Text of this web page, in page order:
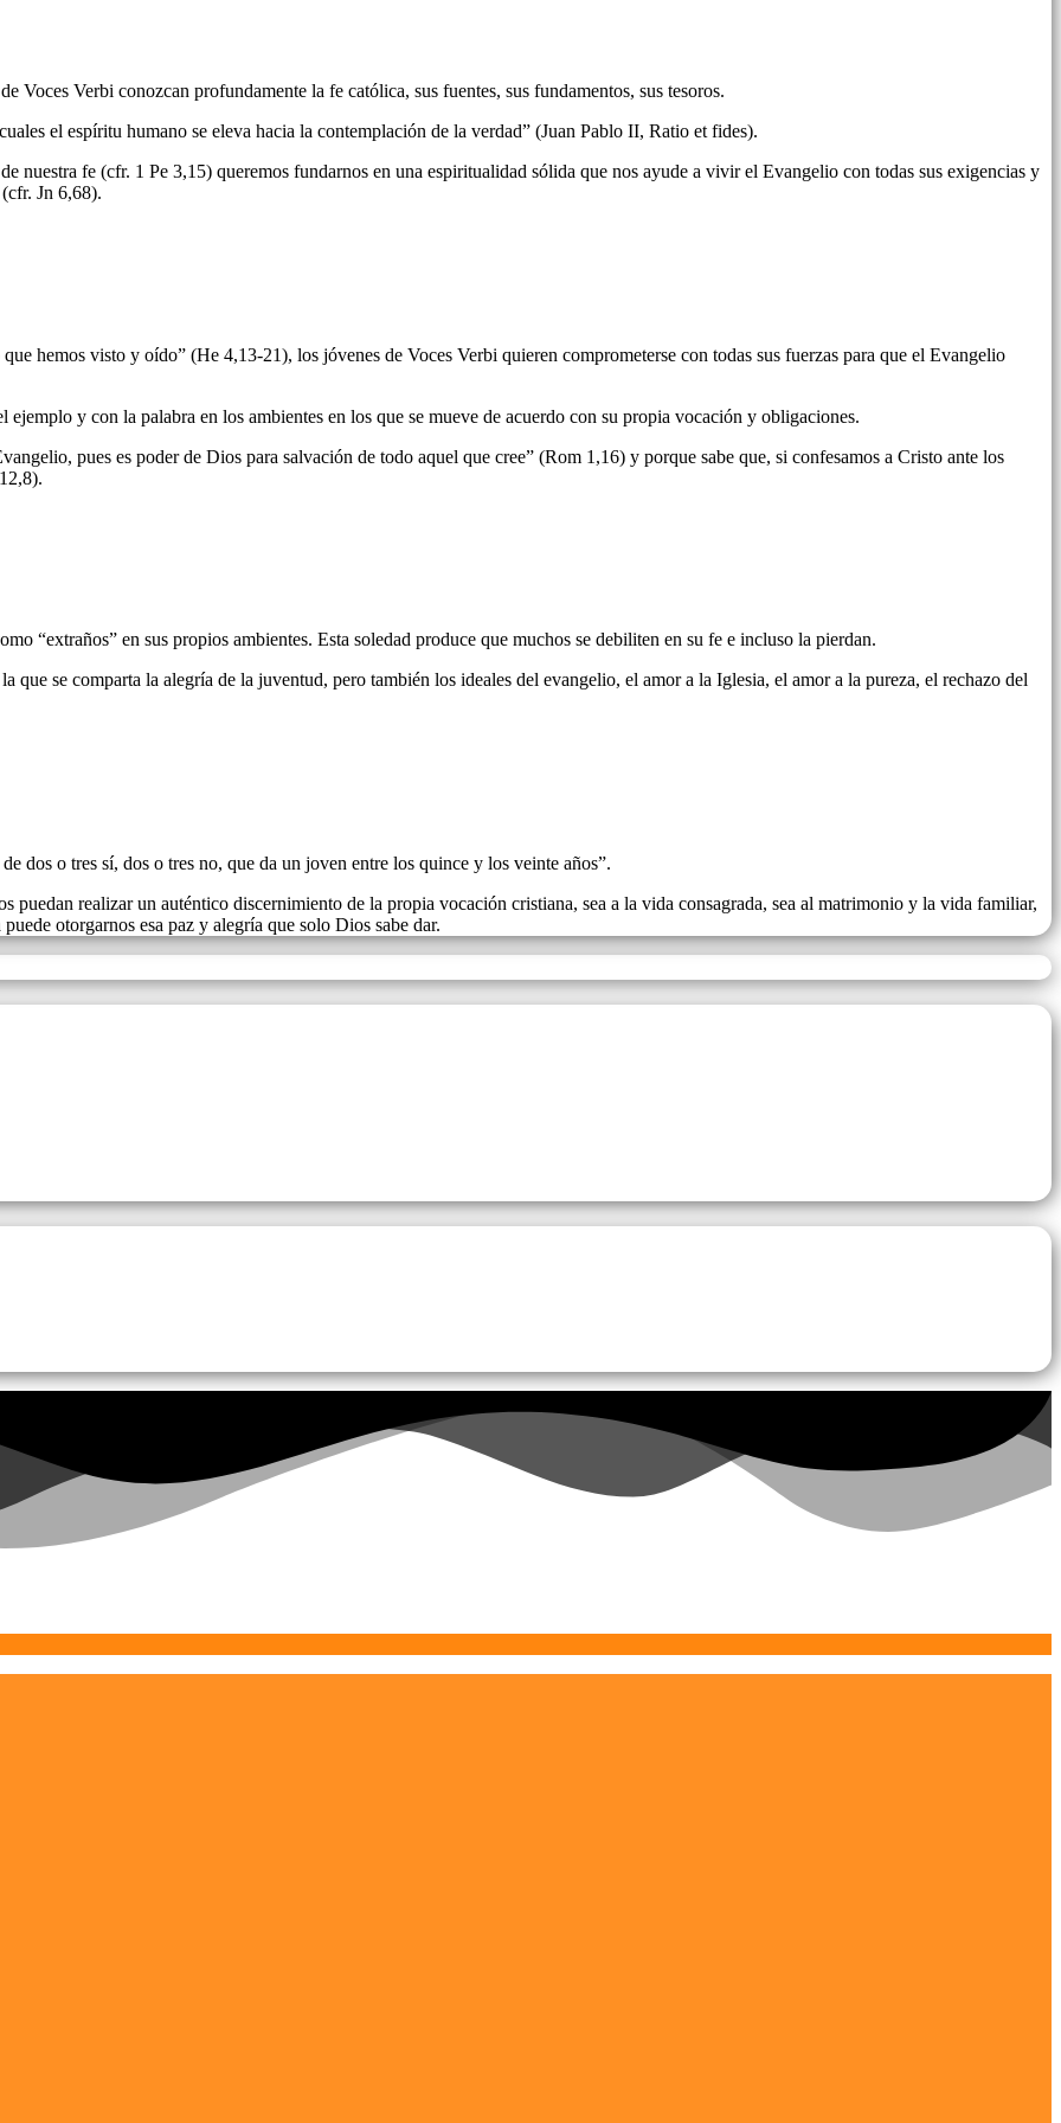
Voces Verbi conozcan profundamente la fe católica, sus fuentes, sus fundamentos, sus tesoros.
el espíritu humano se eleva hacia la contemplación de la verdad” (Juan Pablo II, Ratio et fides).
nuestra fe (cfr. 1 Pe 3,15) queremos fundarnos en una espiritualidad sólida que nos ayude a vivir el Evangelio con todas sus exigencias y
Jn 6,68).
hemos visto y oído” (He 4,13-21), los jóvenes de Voces Verbi quieren comprometerse con todas sus fuerzas para que el Evangelio
y con la palabra en los ambientes en los que se mueve de acuerdo con su propia vocación y obligaciones.
pues es poder de Dios para salvación de todo aquel que cree” (Rom 1,16) y porque sabe que, si confesamos a Cristo ante los
“extraños” en sus propios ambientes. Esta soledad produce que muchos se debiliten en su fe e incluso la pierdan.
que se comparta la alegría de la juventud, pero también los ideales del evangelio, el amor a la Iglesia, el amor a la pureza, el rechazo del
dos o tres sí, dos o tres no, que da un joven entre los quince y los veinte años”.
puedan realizar un auténtico discernimiento de la propia vocación cristiana, sea a la vida consagrada, sea al matrimonio y la vida familiar,
otorgarnos esa paz y alegría que solo Dios sabe dar.